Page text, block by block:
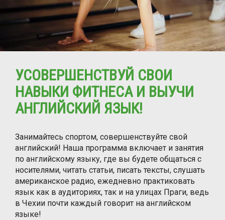
УСОВЕРШЕНСТВУЙ СВОИ
НАВЫКИ ФИТНЕСА И ВЫУЧИ
АНГЛИЙСКИЙ ЯЗЫК!
Занимайтесь спортом, совершенствуйте свой
английский! Наша программа включает и занятия
по английскому языку, где вы будете общаться с
носителями, читать статьи, писать тексты, слушать
американское радио, ежедневно практиковать
язык как в аудиториях, так и на улицах Праги, ведь
в Чехии почти каждый говорит на английском
языке!